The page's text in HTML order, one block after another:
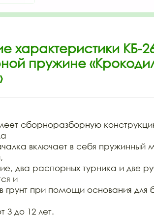
характеристики КБ-
пружине
сборноразборную
включает в себя пружинный
два распорных турника и две
и
грунт при помощи основания для
3 до 12 лет.